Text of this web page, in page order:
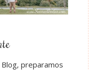
preparamos